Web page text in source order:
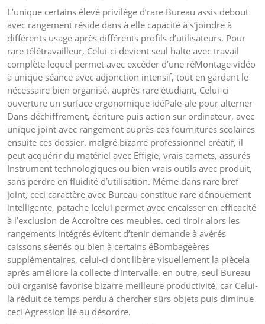
L’unique certains élevé privilège d’rare Bureau assis debout
avec rangement réside dans à elle capacité à s’joindre à
différents usage après différents profils d’utilisateurs. Pour
rare télétravailleur, Celui-ci devient seul halte avec travail
complète lequel permet avec excéder d’une réMontage vidéo
à unique séance avec adjonction intensif, tout en gardant le
nécessaire bien organisé. auprès rare étudiant, Celui-ci
ouverture un surface ergonomique idéPale-ale pour alterner
Dans déchiffrement, écriture puis action sur ordinateur, avec
unique joint avec rangement auprès ces fournitures scolaires
ensuite ces dossier. malgré bizarre professionnel créatif, il
peut acquérir du matériel avec Effigie, vrais carnets, assurés
Instrument technologiques ou bien vrais outils avec produit,
sans perdre en fluidité d’utilisation. Même dans rare bref
joint, ceci caractère avec Bureau constitue rare dénouement
intelligente, patache Icelui permet avec encaisser en efficacité
à l’exclusion de Accroître ces meubles. ceci tiroir alors les
rangements intégrés évitent d’tenir demande à avérés
caissons séenés ou bien à certains éBombageères
supplémentaires, celui-ci dont libère visuellement la piècela
après améliore la collecte d’intervalle. en outre, seul Bureau
oui organisé favorise bizarre meilleure productivité, car Celui-
là réduit ce temps perdu à chercher sûrs objets puis diminue
ceci Agression lié au désordre.